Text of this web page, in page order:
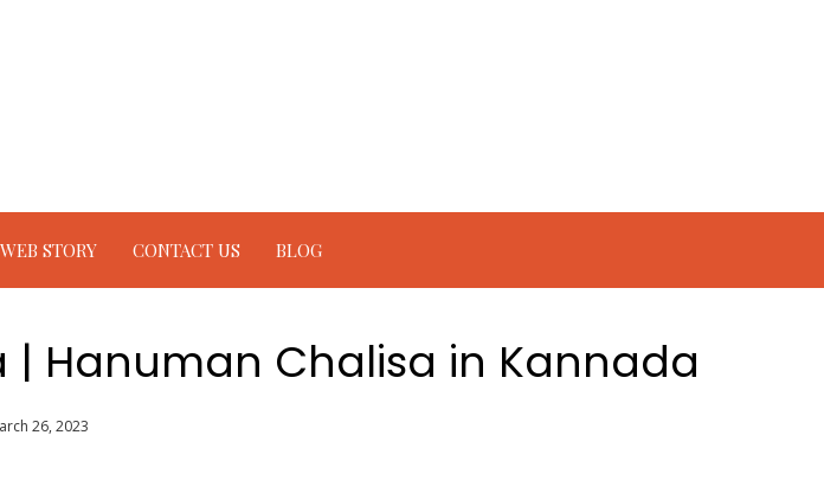
STORY CONTACT US BLOG
| Hanuman Chalisa in Kannada
26, 2023